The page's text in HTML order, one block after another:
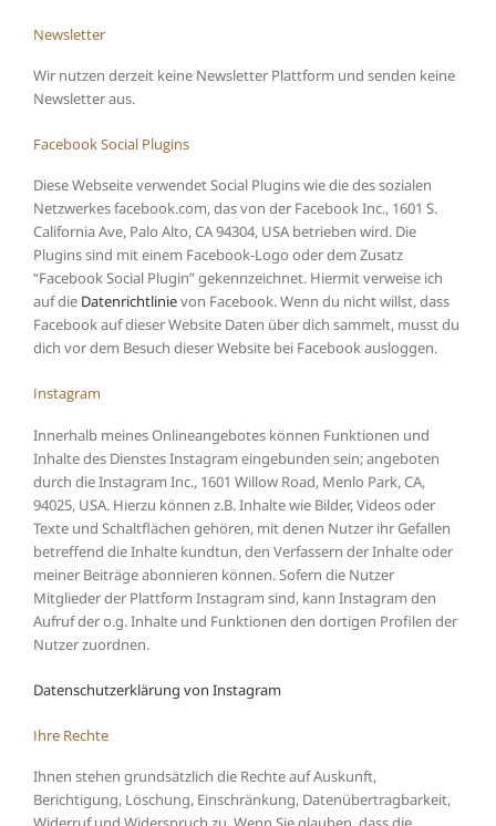
Newsletter
Wir nutzen derzeit keine Newsletter Plattform und senden keine
Newsletter aus.
Facebook Social Plugins
Diese Webseite verwendet Social Plugins wie die des sozialen
Netzwerkes facebook.com, das von der Facebook Inc., 1601 S.
California Ave, Palo Alto, CA 94304, USA betrieben wird. Die
Plugins sind mit einem Facebook-Logo oder dem Zusatz
“Facebook Social Plugin” gekennzeichnet. Hiermit verweise ich
auf die Datenrichtlinievon Facebook. Wenn du nicht willst, dass
Facebook auf dieser Website Daten über dich sammelt, musst du
dich vor dem Besuch dieser Website bei Facebook ausloggen.
Instagram
Innerhalb meines Onlineangebotes können Funktionen und
Inhalte des Dienstes Instagram eingebunden sein; angeboten
durch die Instagram Inc., 1601 Willow Road, Menlo Park, CA,
94025, USA. Hierzu können z.B. Inhalte wie Bilder, Videos oder
Texte und Schaltflächen gehören, mit denen Nutzer ihr Gefallen
betreffend die Inhalte kundtun, den Verfassern der Inhalte oder
meiner Beiträge abonnieren können. Sofern die Nutzer
Mitglieder der Plattform Instagram sind, kann Instagram den
Aufruf der o.g. Inhalte und Funktionen den dortigen Profilen der
Nutzer zuordnen.
Datenschutzerklärung von Instagram
Ihre Rechte
Ihnen stehen grundsätzlich die Rechte auf Auskunft,
Berichtigung, Löschung, Einschränkung, Datenübertragbarkeit,